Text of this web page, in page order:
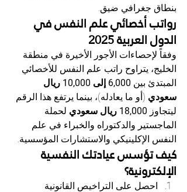
بنطاق جغرافي ضيق.
رواتب أخصائي علم النفس في
الدول العربية 2025
وفقاً لإحصاءات الأجور الأخيرة في منطقة
الخليج، يتراوح راتب علم النفس للأخصائي
المبتدئ بين
6,000 إلى 10,000 ريال
سعودي (أو ما يعادله)، بينما يرتفع هذا الرقم
ليتجاوز 18,000 ريال سعودي
لحملة
الماجستير والدكتوراه والخبراء في علم
النفس الإكلينيكي والاستشارات المؤسسية.
كيف تؤسس عيادتك النفسية
الإلكترونية؟
احصل على التراخيص القانونية